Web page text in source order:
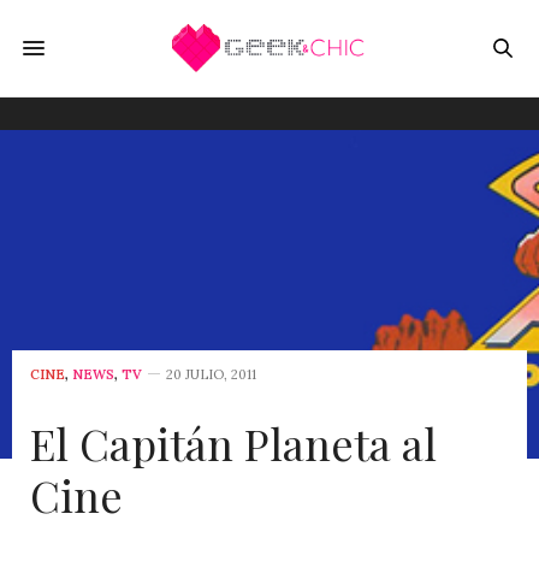
CINE, NEWS, TV 20 JULIO, 2011
El Capitán Planeta al
Cine